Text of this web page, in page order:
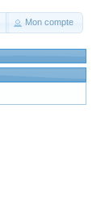
Mon compte